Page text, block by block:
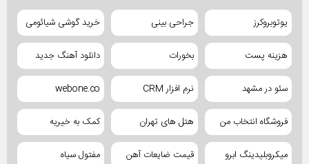
یوتوبروکرز جراحی بینی خرید گوشی شیائومی
هزینه پست بخورات دانلود آهنگ جدید
سئو در مشهد نرم افزار CRM webone.co
فروشگاه انتخاب من هتل های تهران کمک به خیریه
میکروبلیدینگ ابرو قیمت ضایعات آهن مفتول سیاه